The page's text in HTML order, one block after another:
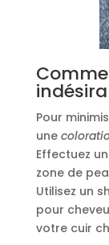
Pour
une
Effectuez
zone de
Utilisez un
pour
votre cuir